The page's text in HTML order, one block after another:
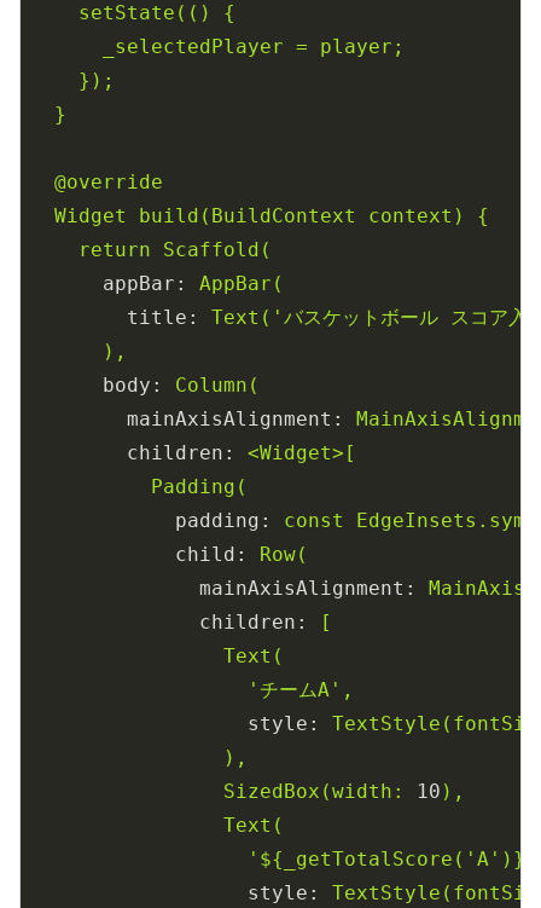
setState(()
{
_selectedPlayer =
player;
});
}
@override
Widget
build(BuildContext context)
{
return
Scaffold(
appBar:
AppBar(
title:
Text('バスケットボール スコア
),
body:
Column(
mainAxisAlignment:
children:
<Widget>[
Padding(
padding:
const
child:
Row(
mainAxisAlignment:
children:
[
Text(
'チームA' ,
style:
),
SizedBox(width:
10 ),
Text(
'${_getTotalScore('
style: